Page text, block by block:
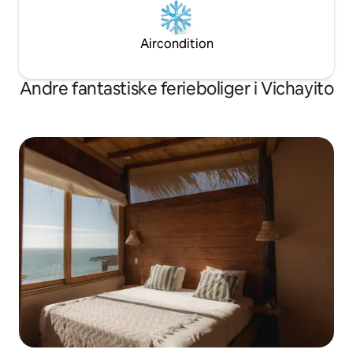
Aircondition
Andre fantastiske ferieboliger i Vichayito